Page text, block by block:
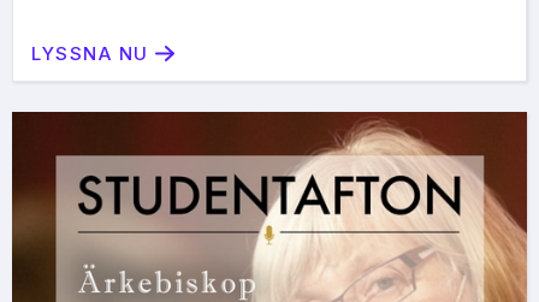
LYSSNA NU